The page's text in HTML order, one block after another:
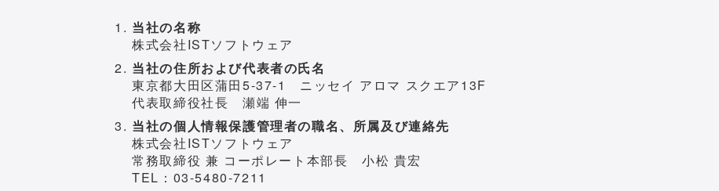
当社の名称
株式会社ISTソフトウェア
当社の住所および代表者の氏名
東京都大田区蒲田5-37-1 ニッセイ アロマ スクエア13F
代表取締役社長 瀬端 伸一
当社の個人情報保護管理者の職名、所属及び連絡先
株式会社ISTソフトウェア
常務取締役 兼 コーポレート本部長 小松 貴宏
TEL：03-5480-7211